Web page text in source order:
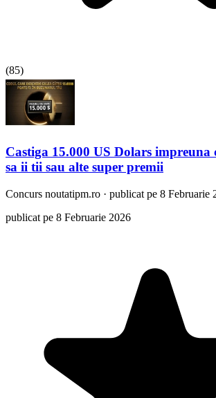
(85)
Castiga 15.000 US Dolars impreuna
sa ii tii sau alte super premii
Concurs noutatipm.ro · publicat pe 8 Februarie
publicat pe 8 Februarie 2026